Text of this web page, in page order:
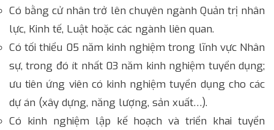
Có bằng cử nhân trở lên chuyên ngành Quản trị nhân
lực, Kinh tế, Luật hoặc các ngành liên quan.
Có tối thiểu 05 năm kinh nghiệm trong lĩnh vực Nhân
sự, trong đó ít nhất 03 năm kinh nghiệm tuyển dụng;
ưu tiên ứng viên có kinh nghiệm tuyển dụng cho các
dự án (xây dựng, năng lượng, sản xuất…).
Có kinh nghiệm lập kế hoạch và triển khai tuyển